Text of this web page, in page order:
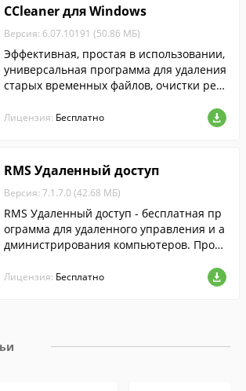
CCleaner для Windows
Версия: 6.07.10191 (50.86 МБ)
Эффективная, простая в использовании,
универсальная программа для удаления
старых временных файлов, очистки рее
Лицензия: Бесплатно
RMS Удаленный доступ
Версия: 7.1.7.0 (42.68 МБ)
RMS Удаленный доступ - бесплатная пр
ограмма для удаленного управления и а
дминистрирования компьютеров. Проду
"Aero". Доступно управление удаленны
Лицензия: Бесплатно